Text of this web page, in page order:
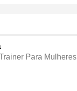
Para Mulheres